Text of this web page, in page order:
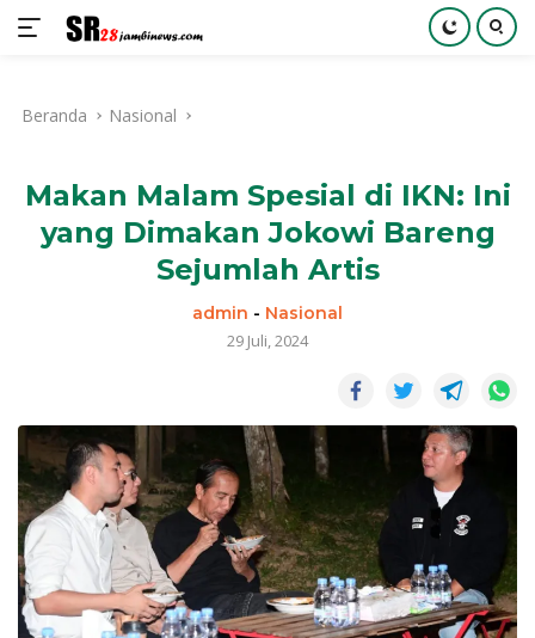
kontenBeranda Nasional
Makan Malam Spesial di IKN: Ini
yang Dimakan Jokowi Bareng
Sejumlah Artis
admin - Nasional
29 Juli, 2024